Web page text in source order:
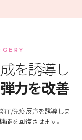
を誘導し
力を改善
症/免疫反応を誘導しま
能を回復させます。